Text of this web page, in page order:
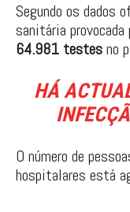
Segundo os dados
sanitária
64.981 testesno
HÁ
O número de
hospitalares está